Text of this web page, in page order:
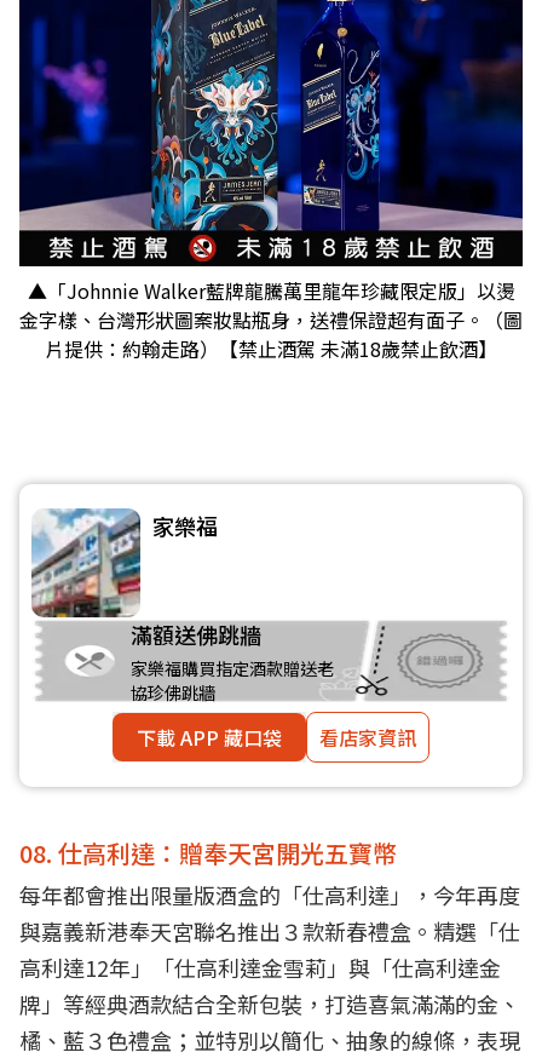
▲「Johnnie Walker藍牌龍騰萬里龍年珍藏限定版」以燙
金字樣、台灣形狀圖案妝點瓶身，送禮保證超有面子。（圖
片提供：約翰走路）【禁止酒駕 未滿18歲禁止飲酒】
家樂福
滿額送佛跳牆
家樂福購買指定酒款贈送老
協珍佛跳牆
下載 APP 藏口袋 看店家資訊
08. 仕高利達：贈奉天宮開光五寶幣
每年都會推出限量版酒盒的「仕高利達」，今年再度
與嘉義新港奉天宮聯名推出３款新春禮盒。精選「仕
高利達12年」「仕高利達金雪莉」與「仕高利達金
牌」等經典酒款結合全新包裝，打造喜氣滿滿的金、
橘、藍３色禮盒；並特別以簡化、抽象的線條，表現